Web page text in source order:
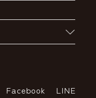
Facebook LINE